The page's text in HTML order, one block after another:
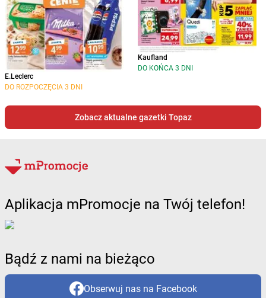
E.Leclerc
DO ROZPOCZĘCIA 3 DNI
Kaufland
DO KOŃCA 3 DNI
Zobacz aktualne gazetki Topaz
Aplikacja mPromocje na Twój telefon!
Bądź z nami na bieżąco
Obserwuj nas na Facebook